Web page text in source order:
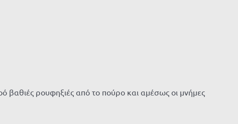
βαθιές ρουφηξιές από το πούρο και αμέσως οι μνήμες